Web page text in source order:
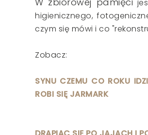
higienicznego,
czym się mówi i co
Zobacz:
SYNU CZEMU CO ROKU
ROBI SIĘ JARMARK